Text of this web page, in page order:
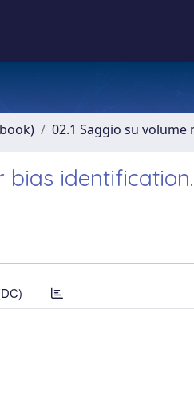
02.1 Saggio su
bias identification.